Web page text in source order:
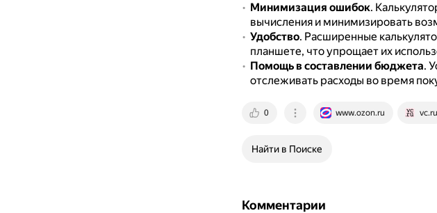
Минимизация ошибок.
вычисления и минимизировать
Удобство. Расширенные
планшете, что упрощает их
Помощь в составлении бюджета.
отслеживать расходы во время
0 www.ozon.ru vc.ru
Найти в Поиске
Комментарии